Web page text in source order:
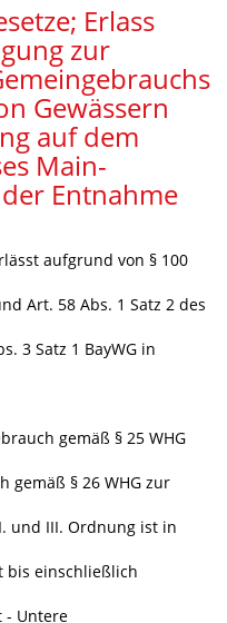
Erlass
zur
Gewässern
auf dem
Main-
Entnahme
aufgrund von § 100
Art. 58 Abs. 1 Satz 2 des
3 Satz 1 BayWG in
gemäß § 25 WHG
gemäß § 26 WHG zur
und III. Ordnung ist in
bis einschließlich
- Untere